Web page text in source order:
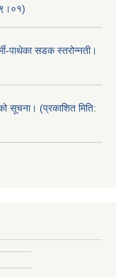
पाथेका सडक स्तरोन्नती।
सूचना। (प्रकाशित मिति: